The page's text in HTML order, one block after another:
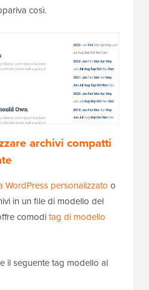
così.
archivi compatti
WordPress personalizzato o
in un file di modello del
comoditag di modello
il seguente tag modello al